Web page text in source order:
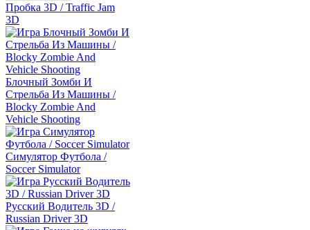
Пробка 3D / Traffic Jam
3D
Блочный Зомби И
Стрельба Из Машины /
Blocky Zombie And
Vehicle Shooting
Симулятор Футбола /
Soccer Simulator
Русский Водитель 3D /
Russian Driver 3D